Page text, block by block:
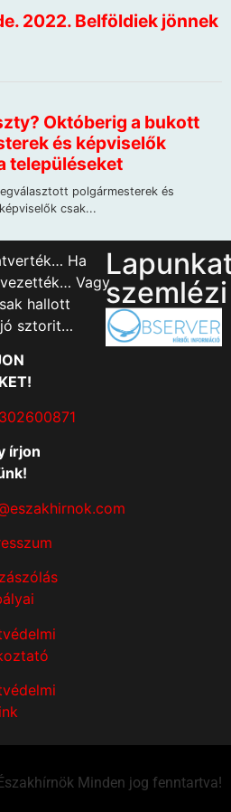
Ha
Vagy
hallott
sztorit…
írjon
szemlézi
Minden jog fenntartva!